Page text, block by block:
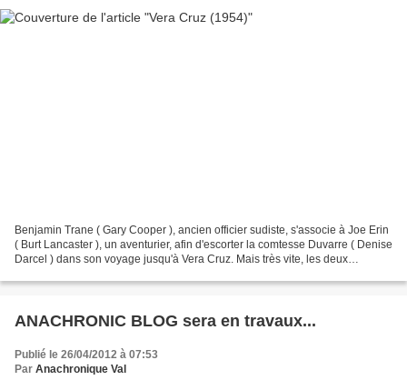
Benjamin Trane ( Gary Cooper ), ancien officier sudiste, s'associe à Joe Erin
( Burt Lancaster ), un aventurier, afin d'escorter la comtesse Duvarre ( Denise
Darcel ) dans son voyage jusqu'à Vera Cruz. Mais très vite, les deux
ANACHRONIC BLOG sera en travaux...
Publié le 26/04/2012 à 07:53
Par Anachronique Val